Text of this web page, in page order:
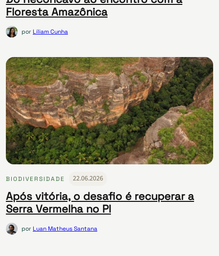
Floresta Amazônica
por Líliam Cunha
BIODIVERSIDADE 22.06.2026
Após vitória, o desafio é recuperar a
Serra Vermelha no PI
por Luan Matheus Santana